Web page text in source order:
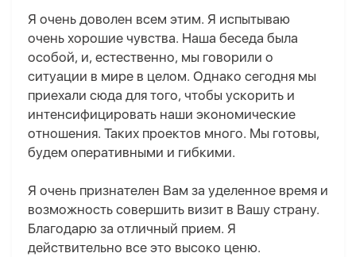
Я очень доволен всем этим. Я испытываю
очень хорошие чувства. Наша беседа была
особой, и, естественно, мы говорили о
ситуации в мире в целом. Однако сегодня мы
приехали сюда для того, чтобы ускорить и
интенсифицировать наши экономические
отношения. Таких проектов много. Мы готовы,
будем оперативными и гибкими.
Я очень признателен Вам за уделенное время и
возможность совершить визит в Вашу страну.
Благодарю за отличный прием. Я
действительно все это высоко ценю.